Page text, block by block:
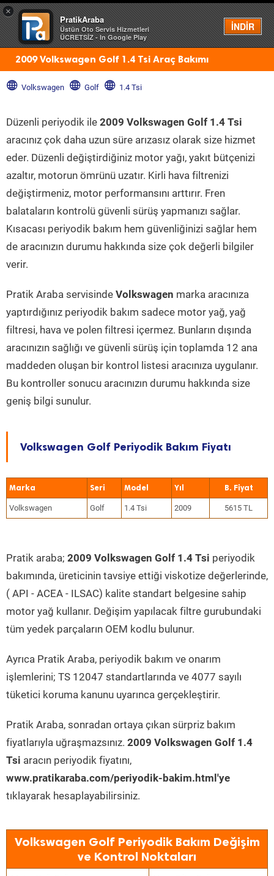
×
PratikAraba
Üstün Oto Servis Hizmetleri
ÜCRETSİZ - In Google Play
İNDİR
Menü
2009 Volkswagen Golf 1.4 Tsi Araç Bakımı
Volkswagen Golf 1.4 Tsi
Düzenli periyodik ile 2009 Volkswagen Golf 1.4 Tsi
aracınız çok daha uzun süre arızasız olarak size hizmet
eder. Düzenli değiştirdiğiniz motor yağı, yakıt bütçenizi
azaltır, motorun ömrünü uzatır. Kirli hava filtrenizi
değiştirmeniz, motor performansını arttırır. Fren
balataların kontrolü güvenli sürüş yapmanızı sağlar.
Kısacası periyodik bakım hem güvenliğinizi sağlar hem
de aracınızın durumu hakkında size çok değerli bilgiler
verir.
Pratik Araba servisinde Volkswagen marka aracınıza
yaptırdığınız periyodik bakım sadece motor yağ, yağ
filtresi, hava ve polen filtresi içermez. Bunların dışında
aracınızın sağlığı ve güvenli sürüş için toplamda 12 ana
maddeden oluşan bir kontrol listesi aracınıza uygulanır.
Bu kontroller sonucu aracınızın durumu hakkında size
geniş bilgi sunulur.
Volkswagen Golf Periyodik Bakım Fiyatı
Marka Seri Model Yıl
Volkswagen Golf 1.4 Tsi 2009 5615 TL
Pratik araba; 2009 Volkswagen Golf 1.4 Tsi periyodik
bakımında, üreticinin tavsiye ettiği viskotize değerlerinde,
( API - ACEA - ILSAC) kalite standart belgesine sahip
motor yağ kullanır. Değişim yapılacak filtre gurubundaki
tüm yedek parçaların OEM kodlu bulunur.
Ayrıca Pratik Araba, periyodik bakım ve onarım
işlemlerini; TS 12047 standartlarında ve 4077 sayılı
tüketici koruma kanunu uyarınca gerçekleştirir.
Pratik Araba, sonradan ortaya çıkan sürpriz bakım
fiyatlarıyla uğraşmazsınız. 2009 Volkswagen Golf 1.4
Tsi aracın periyodik fiyatını,
www.pratikaraba.com/periyodik-bakim.html'ye
tıklayarak hesaplayabilirsiniz.
Volkswagen Golf Periyodik Bakım Değişim
ve Kontrol Noktaları